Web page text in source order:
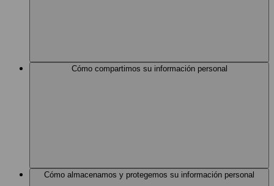
Cómo compartimos su información personal
Cómo almacenamos y protegemos su información personal